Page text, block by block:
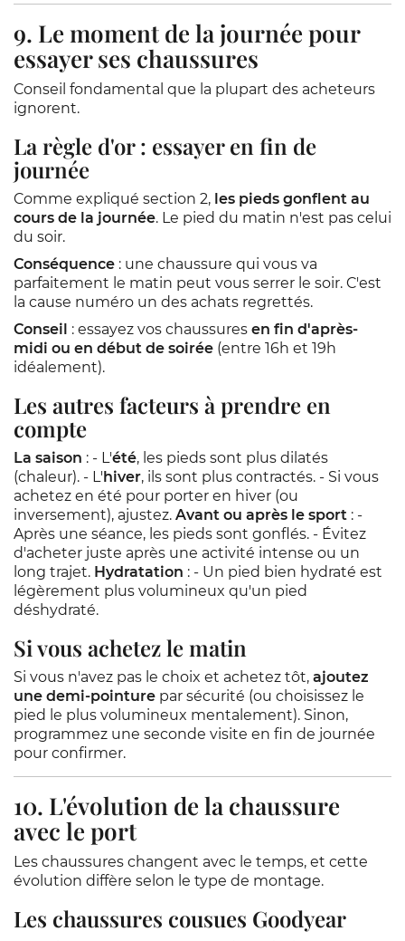
9. Le moment de la journée pour
essayer ses chaussures
Conseil fondamental que la plupart des acheteurs
ignorent.
La règle d'or : essayer en fin de
journée
Comme expliqué section 2, les pieds gonflent au
cours de la journée. Le pied du matin n'est pas celui
du soir.
Conséquence : une chaussure qui vous va
parfaitement le matin peut vous serrer le soir. C'est
la cause numéro un des achats regrettés.
Conseil : essayez vos chaussures en fin d'après-
midi ou en début de soirée (entre 16h et 19h
idéalement).
Les autres facteurs à prendre en
compte
La saison : - L'été, les pieds sont plus dilatés
(chaleur). - L'hiver, ils sont plus contractés. - Si vous
achetez en été pour porter en hiver (ou
inversement), ajustez. Avant ou après le sport : -
Après une séance, les pieds sont gonflés. - Évitez
d'acheter juste après une activité intense ou un
long trajet. Hydratation : - Un pied bien hydraté est
légèrement plus volumineux qu'un pied
déshydraté.
Si vous achetez le matin
Si vous n'avez pas le choix et achetez tôt, ajoutez
une demi-pointure par sécurité (ou choisissez le
pied le plus volumineux mentalement). Sinon,
programmez une seconde visite en fin de journée
pour confirmer.
10. L'évolution de la chaussure
avec le port
Les chaussures changent avec le temps, et cette
évolution diffère selon le type de montage.
Les chaussures cousues Goodyear